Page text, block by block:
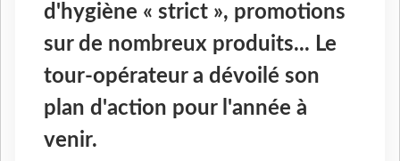
d'hygiène « strict », promotions
sur de nombreux produits... Le
tour-opérateur a dévoilé son
plan d'action pour l'année à
venir.